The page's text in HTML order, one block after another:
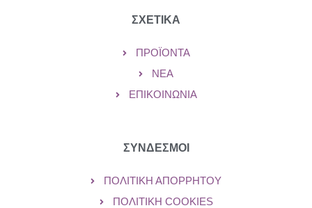
ΣΧΕΤΙΚΑ
ΠΡΟΪΌΝΤΑ
ΝΈΑ
ΕΠΙΚΟΙΝΩΝΊΑ
ΣΥΝΔΕΣΜΟΙ
ΠΟΛΙΤΙΚΉ ΑΠΟΡΡΉΤΟΥ
ΠΟΛΙΤΙΚΉ COOKIES